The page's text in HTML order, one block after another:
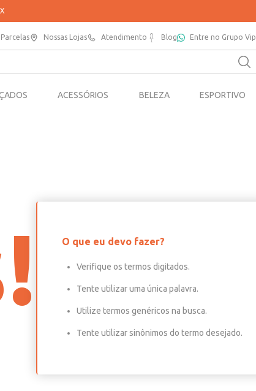
EM ATÉ 5X SEM JUROS*
Nossas Lojas Atendimento Blog Entre no Grupo Vip
ACESSÓRIOS BELEZA ESPORTIVO
O que eu devo fazer?
Verifique os termos digitados.
Tente utilizar uma única palavra.
Utilize termos genéricos na busca.
Tente utilizar sinônimos do termo desejado.